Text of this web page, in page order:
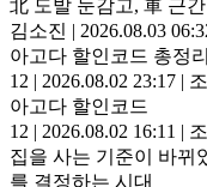
北 도발 눈감고, 軍 근
김소진 | 2026.08.03
아고다 할인코드 총정리
12 | 2026.08.02 23:17 |
아고다 할인코드
12 | 2026.08.02 16:11 |
집을 사는 기준이 바뀌
를 결정하는 시대